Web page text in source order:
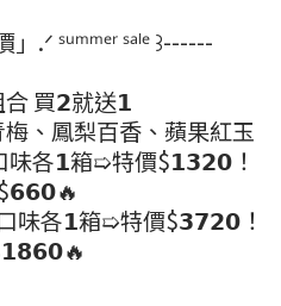
.ᐟ ˢᵘᵐᵐᵉʳ ˢᵃˡᵉ ꒱------
買𝟮就送𝟭
、鳳梨百香、蘋果紅玉
各𝟭箱➯特價$𝟭𝟯𝟮𝟬！
味各𝟭箱➯特價$𝟯𝟳𝟮𝟬！